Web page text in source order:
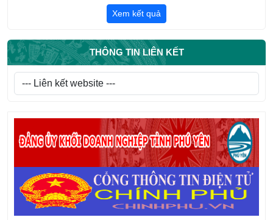
Xem kết quả
THÔNG TIN LIÊN KẾT